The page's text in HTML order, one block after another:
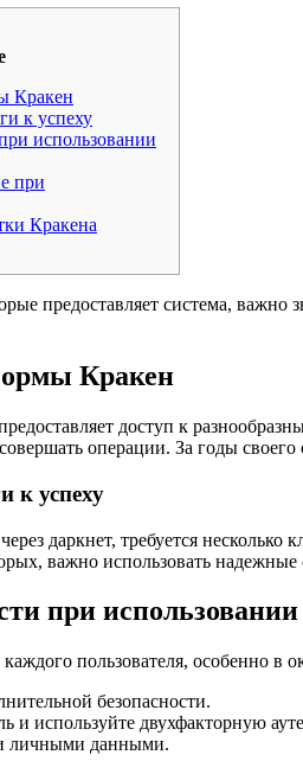
Кракен
к успеху
использовании
при
Кракена
предоставляет система, важно
Кракен
доступ к
операции. За годы
к успеху
даркнет, требуется
важно использовать
при
каждого пользователя, особенно
безопасности.
и используйте двухфакторную
личными данными.